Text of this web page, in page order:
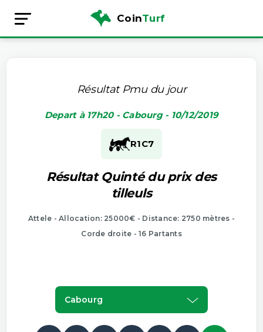
CoinTurf
Résultat Pmu du jour
Depart à 17h20 - Cabourg - 10/12/2019
R1C7
Résultat Quinté du prix des
tilleuls
Attele - Allocation: 25000€ - Distance: 2750 mètres -
Corde droite - 16 Partants
Cabourg